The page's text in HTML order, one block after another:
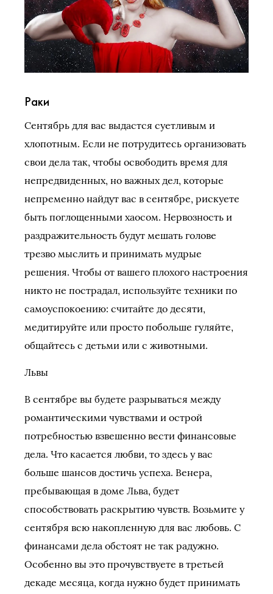
Раки
Сентябрь для вас выдастся суетливым и
хлопотным. Если не потрудитесь организовать
свои дела так, чтобы освободить время для
непредвиденных, но важных дел, которые
непременно найдут вас в сентябре, рискуете
быть поглощенными хаосом. Нервозность и
раздражительность будут мешать голове
трезво мыслить и принимать мудрые
решения. Чтобы от вашего плохого настроения
никто не пострадал, используйте техники по
самоуспокоению: считайте до десяти,
медитируйте или просто побольше гуляйте,
общайтесь с детьми или с животными.
Львы
В сентябре вы будете разрываться между
романтическими чувствами и острой
потребностью взвешенно вести финансовые
дела. Что касается любви, то здесь у вас
больше шансов достичь успеха. Венера,
пребывающая в доме Льва, будет
способствовать раскрытию чувств. Возьмите у
сентября всю накопленную для вас любовь. С
финансами дела обстоят не так радужно.
Особенно вы это прочувствуете в третьей
декаде месяца, когда нужно будет принимать